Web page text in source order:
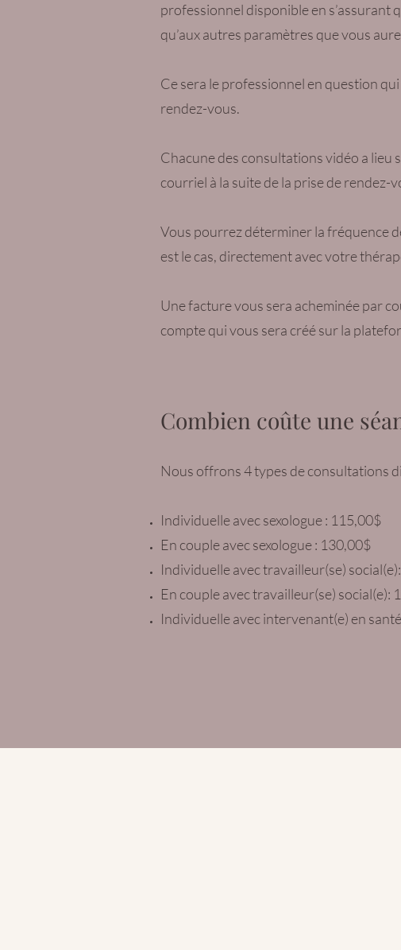
professionnel disponible en s’assurant
qu’aux autres paramètres que vous
Ce sera le professionnel en question
rendez-vous.
Chacune des consultations vidéo a lieu
courriel à la suite de la prise de rendez-
Vous pourrez déterminer la fréquence
est le cas, directement avec votre
Une facture vous sera acheminée par
compte qui vous sera créé sur la
Combien coûte une
Nous offrons 4 types de consultations
Individuelle avec sexologue : 115,00$
En couple avec sexologue : 130,00$
Individuelle avec travailleur(se)
En couple avec travailleur(se) social(e):
Individuelle avec intervenant(e) en